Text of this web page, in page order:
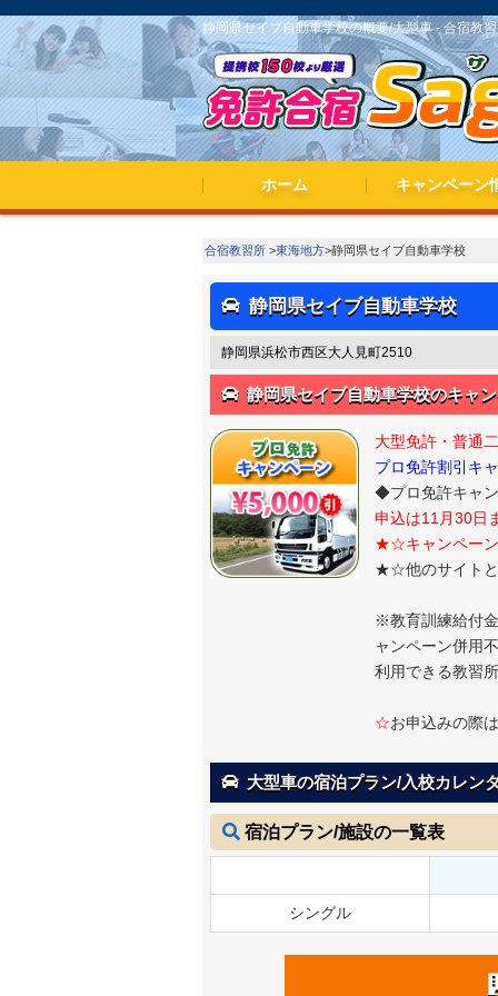
静岡県セイブ自動車学校の概要/大型車 - 合宿教
ホーム キャンペーン
合宿教習所 >東海地方>静岡県セイブ自動車学校
静岡県セイブ自動車学校
静岡県浜松市西区大人見町2510
静岡県セイブ自動車学校のキャ
大型免許・普通
プロ免許割引キ
◆プロ免許キャ
申込は11月30日
★☆キャンペー
★☆他のサイト
※教育訓練給付
ャンペーン併用
利用できる教習
☆お申込みの際
大型車の宿泊プラン/入校カレン
宿泊プラン/施設の一覧表
シングル